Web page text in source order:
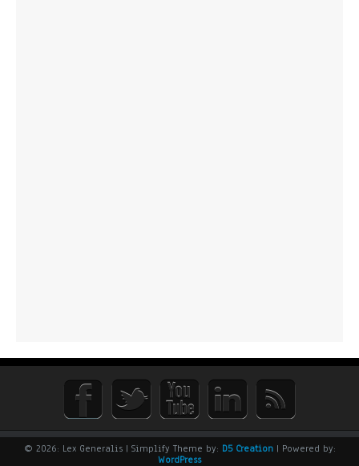
© 2026: Lex Generalis | Simplify Theme by: D5 Creation| Powered by:
WordPress